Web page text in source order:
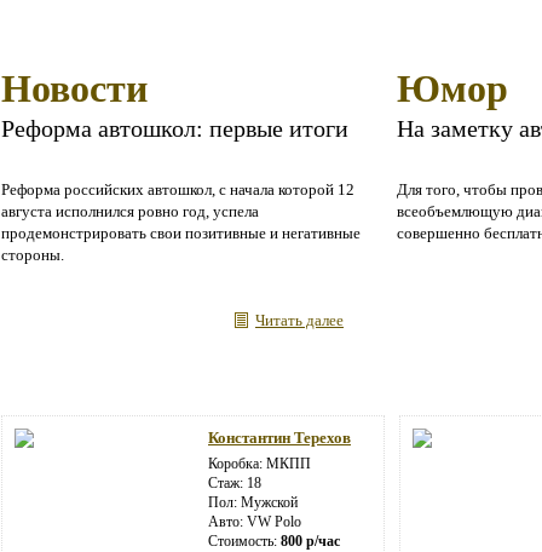
Новости
Реформа автошкол: первые итоги
Реформа российских автошкол, с начала которой 12
августа исполнился ровно год, успела
продемонстрировать свои позитивные и негативные
стороны.
Читать далее
Юмор
На заметку
Для того, чтобы
всеобъемлющую
совершенно
Константин Терехов
Коробка: МКПП
Стаж: 18
Пол: Мужской
Авто: VW Polo
Стоимость: 800 р/час